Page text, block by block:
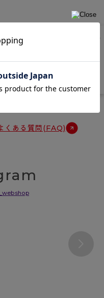
2wayトリコット生地、タグレ
くある質問(FAQ)